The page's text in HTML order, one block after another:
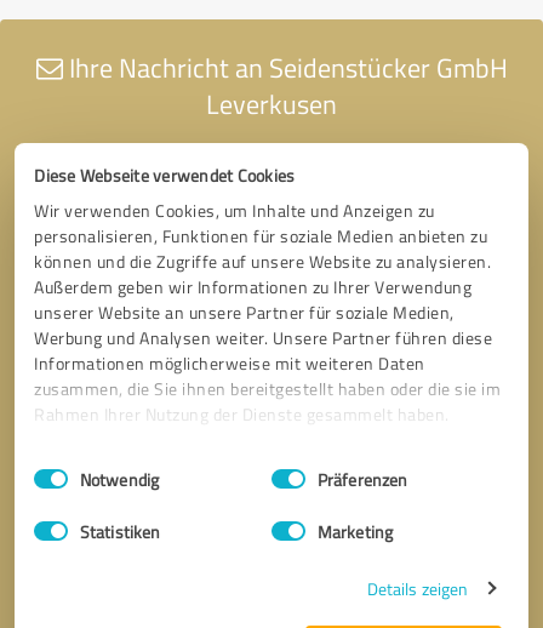
Diese Webseite verwendet Cookies
Wir verwenden Cookies, um Inhalte und Anzeigen zu
personalisieren, Funktionen für soziale Medien anbieten zu
können und die Zugriffe auf unsere Website zu analysieren.
Außerdem geben wir Informationen zu Ihrer Verwendung
unserer Website an unsere Partner für soziale Medien,
Werbung und Analysen weiter. Unsere Partner führen diese
Informationen möglicherweise mit weiteren Daten
zusammen, die Sie ihnen bereitgestellt haben oder die sie im
Rahmen Ihrer Nutzung der Dienste gesammelt haben.
Impressum Datenschutzbestimmungen
Einwilligungsauswahl
Notwendig Präferenzen
Statistiken Marketing
Details zeigen
Ihre Nachricht an Seidenstücker GmbH
Leverkusen